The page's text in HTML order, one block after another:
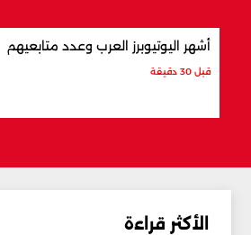
أشهر اليوتيوبرز العرب وعدد متابعيهم
قبل 30 دقيقة
الأكثر قراءة